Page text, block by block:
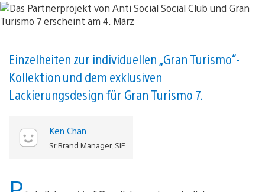
Einzelheiten zur individuellen „Gran Turismo“-
Kollektion und dem exklusiven
Lackierungsdesign für Gran Turismo 7.
Ken Chan
Sr Brand Manager, SIE